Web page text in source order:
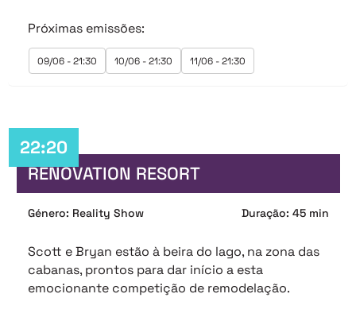
Próximas emissões:
09/06 - 21:30 10/06 - 21:30 11/06 - 21:30
22:20
RENOVATION RESORT
Género: Reality Show Duração: 45 min
Scott e Bryan estão à beira do lago, na zona das
cabanas, prontos para dar início a esta
emocionante competição de remodelação.